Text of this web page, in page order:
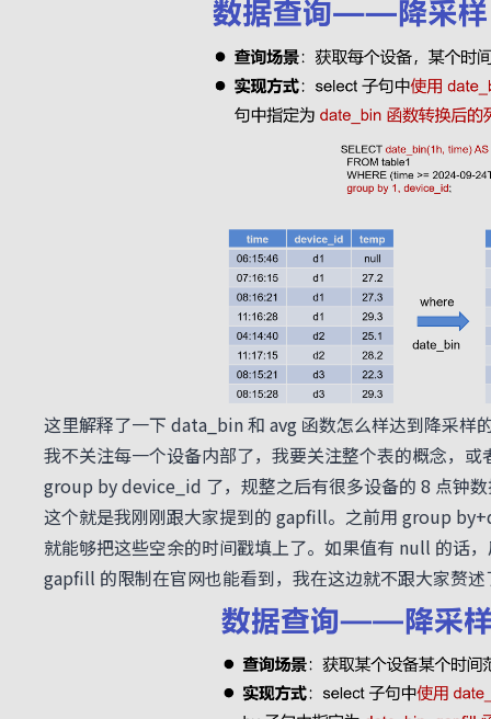
这里解释了一下 data_bin 和 avg 函数怎么样达到降采样
我不关注每一个设备内部了，我要关注整个表的概念，
group by device_id 了，规整之后有很多设备的 8 点钟
这个就是我刚刚跟大家提到的 gapfill。之前用 group
就能够把这些空余的时间戳填上了。如果值有 null 的话
gapfill 的限制在官网也能看到，我在这边就不跟大家赘